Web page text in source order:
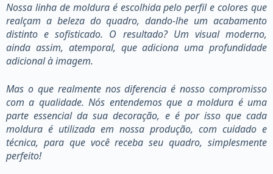
Nossa linha de moldura é escolhida pelo perfil e colores que
realçam a beleza do quadro, dando-lhe um acabamento
distinto e sofisticado. O resultado? Um visual moderno,
ainda assim, atemporal, que adiciona uma profundidade
adicional à imagem.
Mas o que realmente nos diferencia é nosso compromisso
com a qualidade. Nós entendemos que a moldura é uma
parte essencial da sua decoração, e é por isso que cada
moldura é utilizada em nossa produção, com cuidado e
técnica, para que você receba seu quadro, simplesmente
perfeito!